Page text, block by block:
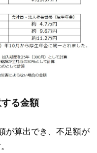
する金額
が算出でき、不足額が